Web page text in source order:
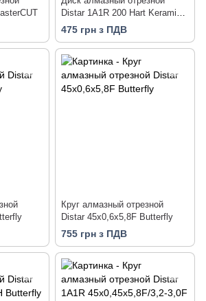
Distar 1A1R 200 Hart Keramik
PRO
475 грн з ПДВ
Круг алмазный отрезной
Distar 45x0,6x5,8F Butterfly
755 грн з ПДВ